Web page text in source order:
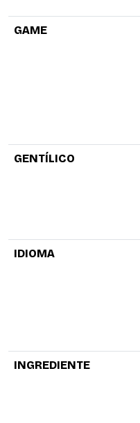
GAME
GENTÍLICO
IDIOMA
INGREDIENTE